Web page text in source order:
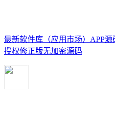
最新软件库（应用市场）APP
授权修正版无加密源码